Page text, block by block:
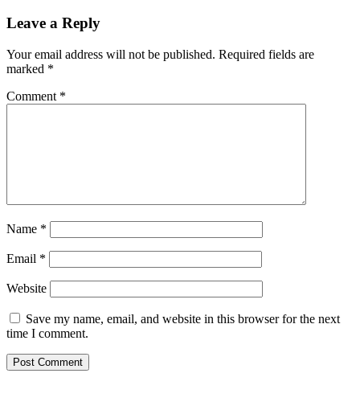
Leave a Reply
Your email address will not be published. Required fields are
marked *
Comment *
Name *
Email *
Website
Save my name, email, and website in this browser for the next
time I comment.